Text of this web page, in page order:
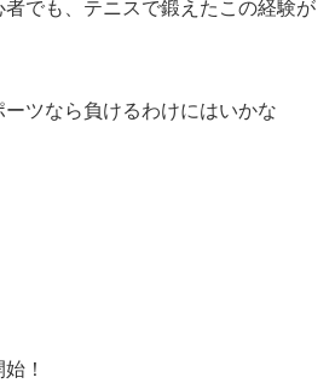
者でも、テニスで鍛えたこの経験が
ーツなら負けるわけにはいかな
！